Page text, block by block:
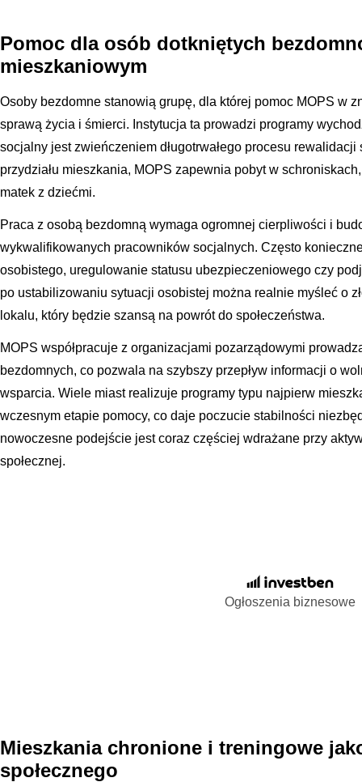
Pomoc dla osób dotkniętych
mieszkaniowym
Osoby bezdomne stanowią grupę, dla której pomoc MOPS w
sprawą życia i śmierci. Instytucja ta prowadzi programy
socjalny jest zwieńczeniem długotrwałego procesu
przydziału mieszkania, MOPS zapewnia pobyt w
matek z dziećmi.
Praca z osobą bezdomną wymaga ogromnej cierpliwości i
wykwalifikowanych pracowników socjalnych. Często
osobistego, uregulowanie statusu ubezpieczeniowego czy
po ustabilizowaniu sytuacji osobistej można realnie myśleć o
lokalu, który będzie szansą na powrót do społeczeństwa.
MOPS współpracuje z organizacjami pozarządowymi
bezdomnych, co pozwala na szybszy przepływ informacji o
wsparcia. Wiele miast realizuje programy typu najpierw
wczesnym etapie pomocy, co daje poczucie stabilności
nowoczesne podejście jest coraz częściej wdrażane przy
społecznej.
Ogłoszenia biznesowe
Mieszkania chronione i treningowe
społecznego